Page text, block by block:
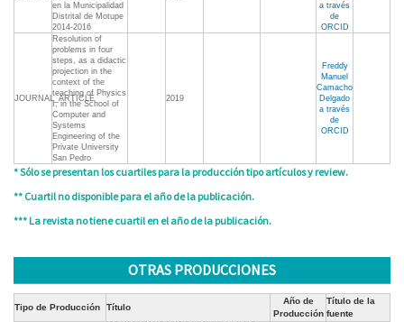
en la Municipalidad
Distrital de Motupe
2014-2016
a través
de
ORCID
JOURNAL_ARTICLE
Resolution of
problems in four
steps, as a didactic
projection in the
context of the
teaching of Physics
I, in the School of
Computer and
Systems
Engineering of the
Private University
San Pedro
2019
Freddy
Manuel
Camacho
Delgado
a través
de
ORCID
* Sólo se presentan los cuartiles para la producción tipo artículos y review.
** Cuartil no disponible para el año de la publicación.
*** La revista no tiene cuartil en el año de la publicación.
OTRAS PRODUCCIONES
Tipo de Producción Título
Año de
Producción
Título de la
fuente